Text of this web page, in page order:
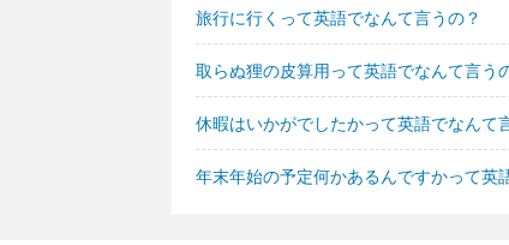
旅行に行くって英語でなんて言うの？
取らぬ狸の皮算用って英語でなんて言う
休暇はいかがでしたかって英語でなんて
年末年始の予定何かあるんですかって英